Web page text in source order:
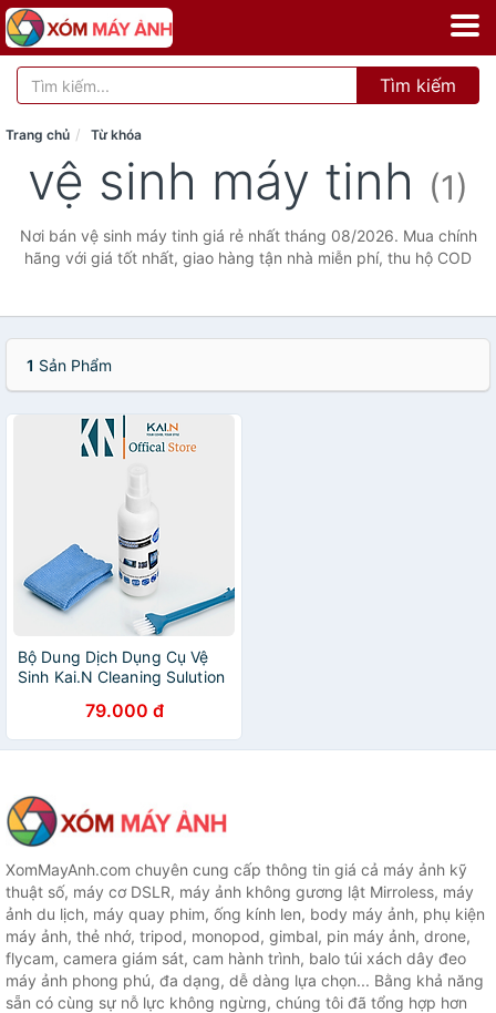
Tìm kiếm
Trang chủ Từ khóa
vệ sinh máy tinh (1)
Nơi bán vệ sinh máy tinh giá rẻ nhất tháng 08/2026. Mua chính
hãng với giá tốt nhất, giao hàng tận nhà miễn phí, thu hộ COD
1 Sản Phẩm
Bộ Dung Dịch Dụng Cụ Vệ
Sinh Kai.N Cleaning Sulution
Laptop, Ống Kính Máy Ảnh,
Thiết Bị Khác - HÀNG CHÍNH
HÃNG
79.000 đ
XomMayAnh.com chuyên cung cấp thông tin giá cả máy ảnh kỹ
thuật số, máy cơ DSLR, máy ảnh không gương lật Mirroless, máy
ảnh du lịch, máy quay phim, ống kính len, body máy ảnh, phụ kiện
máy ảnh, thẻ nhớ, tripod, monopod, gimbal, pin máy ảnh, drone,
flycam, camera giám sát, cam hành trình, balo túi xách dây đeo
máy ảnh phong phú, đa dạng, dễ dàng lựa chọn... Bằng khả năng
sẵn có cùng sự nỗ lực không ngừng, chúng tôi đã tổng hợp hơn